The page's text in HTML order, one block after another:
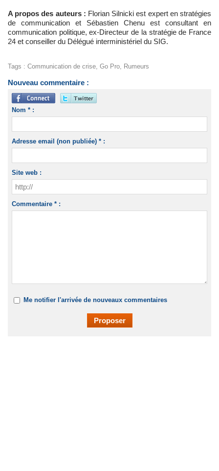
A propos des auteurs : Florian Silnicki est expert en stratégies
de communication et Sébastien Chenu est consultant en
communication politique, ex-Directeur de la stratégie de France
24 et conseiller du Délégué interministériel du SIG.
Tags : Communication de crise, Go Pro, Rumeurs
Nouveau commentaire :
Nom * :
Adresse email (non publiée) * :
Site web :
Commentaire * :
Me notifier l'arrivée de nouveaux commentaires